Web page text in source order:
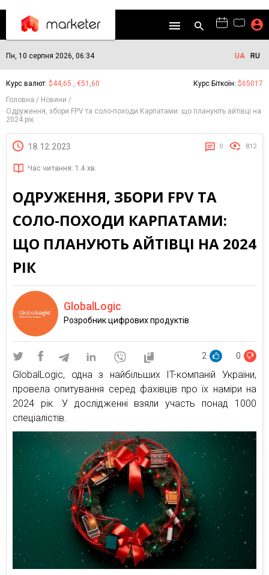
Пн, 10 серпня 2026, 06:34 UA RU
Курс валют: $44,65 , €51,60 Курс Біткоїн: $65017
Головна
Новини
Одруження, збори FPV та соло-походи Карпатами: що планують айтівці на
2024 рік
18.12.2023 0 812
Час читання: 1.4 хв.
ОДРУЖЕННЯ, ЗБОРИ FPV ТА
СОЛО-ПОХОДИ КАРПАТАМИ:
ЩО ПЛАНУЮТЬ АЙТІВЦІ НА 2024
РІК
GlobalLogic
Розробник цифрових продуктів
2 0
GlobalLogic, одна з найбільших IT-компаній України,
провела опитування серед фахівців про їх наміри на
2024 рік. У дослідженні взяли участь понад 1000
спеціалістів.